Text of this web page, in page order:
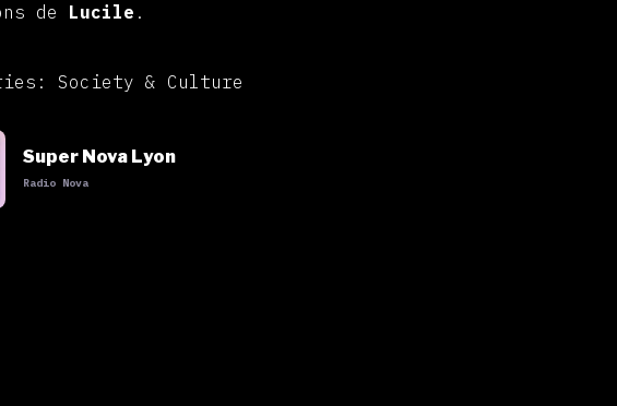
de Lucile .
Society & Culture
Super Nova Lyon
Radio Nova